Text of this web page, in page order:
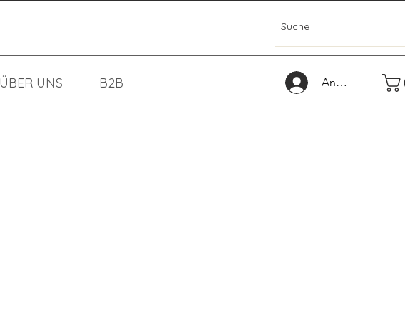
ÜBER UNS B2B Anmelden